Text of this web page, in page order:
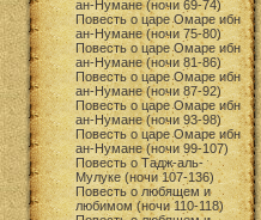
ан-Нумане (ночи 69-74)
Повесть о царе Омаре ибн
ан-Нумане (ночи 75-80)
Повесть о царе Омаре ибн
ан-Нумане (ночи 81-86)
Повесть о царе Омаре ибн
ан-Нумане (ночи 87-92)
Повесть о царе Омаре ибн
ан-Нумане (ночи 93-98)
Повесть о царе Омаре ибн
ан-Нумане (ночи 99-107)
Повесть о Тадж-аль-
Мулуке (ночи 107-136)
Повесть о любящем и
любимом (ночи 110-118)